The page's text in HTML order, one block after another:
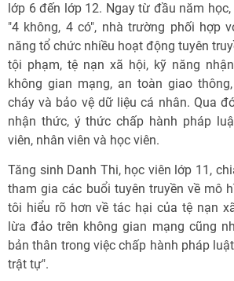
lớp 6 đến lớp 12. Ngay từ đầu năm
"4 không, 4 có", nhà trường phối hợp
năng tổ chức nhiều hoạt động tuyên
tội phạm, tệ nạn xã hội, kỹ năng
không gian mạng, an toàn giao
cháy và bảo vệ dữ liệu cá nhân. Qua
nhận thức, ý thức chấp hành pháp
viên, nhân viên và học viên.
Tăng sinh Danh Thi, học viên lớp 11,
tham gia các buổi tuyên truyền về mô
tôi hiểu rõ hơn về tác hại của tệ nạn
lừa đảo trên không gian mạng cũng
bản thân trong việc chấp hành pháp
trật tự".